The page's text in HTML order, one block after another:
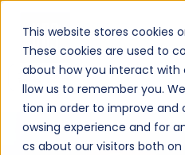
This website stores cookies
These cookies are used to
about how you interact with
llow us to remember you.
tion in order to improve and
owsing experience and for
cs about our visitors both
이것은 자동 제안 기능이 첨부된 검색 필드입니다.
검색 필드가 비어 있으므로 제